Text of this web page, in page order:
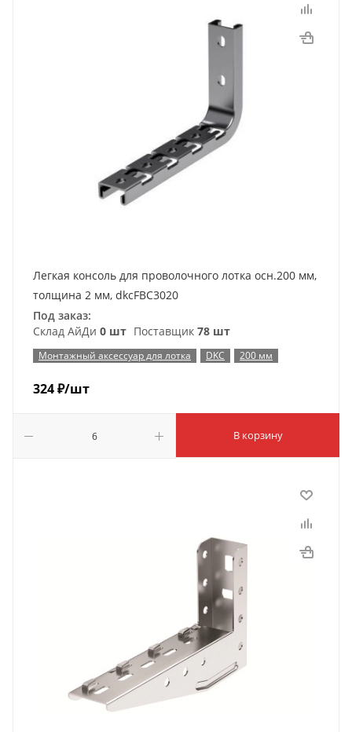
Легкая консоль для проволочного лотка осн.200 мм,
толщина 2 мм, dkcFBC3020
Под заказ:
Склад АйДи 0 шт Поставщик 78 шт
Монтажный аксессуар для лотка DKC 200 мм
324₽/шт
В корзину